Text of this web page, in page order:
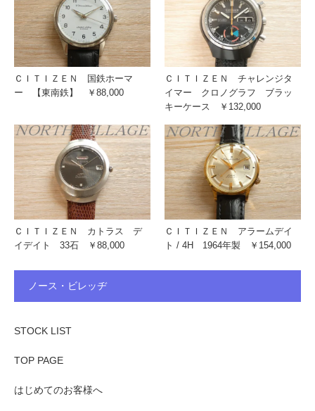
ＣＩＴＩＺＥＮ 国鉄ホーマ
ー 【東南鉄】 ￥88,000
ＣＩＴＩＺＥＮ チャレンジタ
イマー クロノグラフ ブラッ
キーケース ￥132,000
ＣＩＴＩＺＥＮ カトラス デ
イデイト 33石 ￥88,000
ＣＩＴＩＺＥＮ アラームデイ
ト / 4H 1964年製 ￥154,000
ノース・ビレッヂ
STOCK LIST
TOP PAGE
はじめてのお客様へ